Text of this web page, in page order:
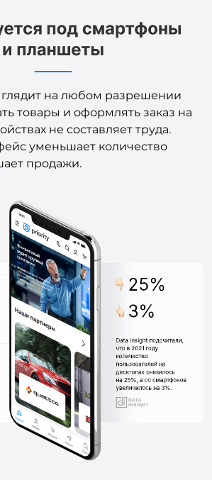
на любом разрешении
товары и оформлять заказ на
не составляет труда.
уменьшает количество
продажи.